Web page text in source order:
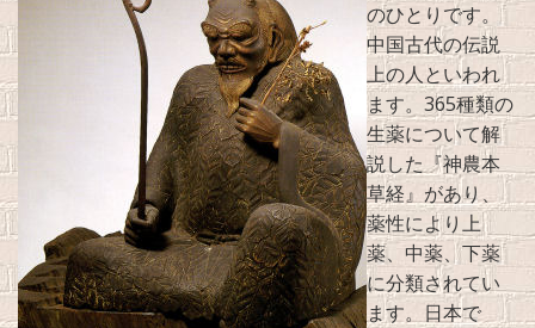
のひとりです。
中国古代の伝説
上の人といわれ
ます。365種類の
生薬について解
説した『神農本
草経』があり、
薬性により上
薬、中薬、下薬
に分類されてい
ます。日本で